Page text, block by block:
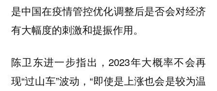
是中国在疫情管控优化调整后是否会对经济
有大幅度的刺激和提振作用。
陈卫东进一步指出，2023年大概率不会再
现“过山车”波动，“即使是上涨也会是较为温